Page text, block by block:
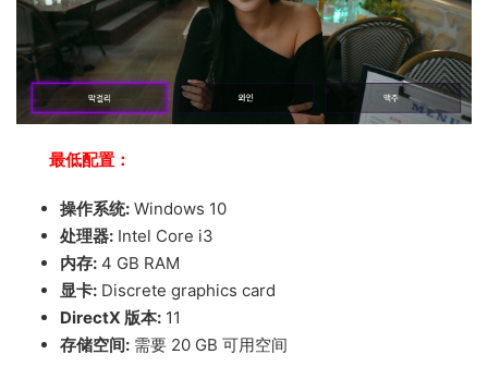
最低配置：
操作系统: Windows 10
处理器: Intel Core i3
内存: 4 GB RAM
显卡: Discrete graphics card
DirectX 版本: 11
存储空间: 需要 20 GB 可用空间